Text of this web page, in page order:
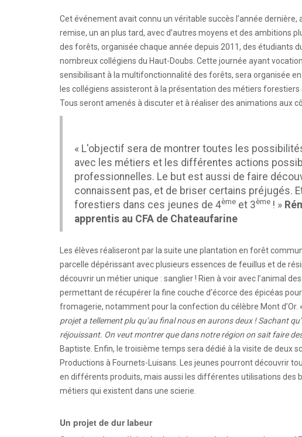
Cet événement avait connu un véritable succès l’année dernière,
remise, un an plus tard, avec d’autres moyens et des ambitions
des forêts, organisée chaque année depuis 2011, des étudiants
nombreux collégiens du Haut-Doubs. Cette journée ayant
sensibilisant à la multifonctionnalité des forêts, sera organisée
les collégiens assisteront à la présentation des métiers forestiers
Tous seront amenés à discuter et à réaliser des animations aux
« L'objectif sera de montrer toutes les
avec les métiers et les différentes actions
professionnelles. Le but est aussi de faire
connaissent pas, et de briser certains préjugés.
forestiers dans ces jeunes de 4ème et 3ème ! »
apprentis au CFA de Chateaufarine
Les élèves réaliseront par la suite une plantation en forêt
parcelle dépérissant avec plusieurs essences de feuillus et de
découvrir un métier unique : sanglier ! Rien à voir avec l’animal
permettant de récupérer la fine couche d’écorce des épicéas
fromagerie, notamment pour la confection du célèbre Mont d’Or.
projet a tellement plu qu’au final nous en aurons deux ! Sachant
réjouissant. On veut montrer que dans notre région on sait faire
Baptiste. Enfin, le troisième temps sera dédié à la visite de deux
Productions à Fournets-Luisans. Les jeunes pourront découvrir
en différents produits, mais aussi les différentes utilisations des
métiers qui existent dans une scierie.
Un projet de dur labeur